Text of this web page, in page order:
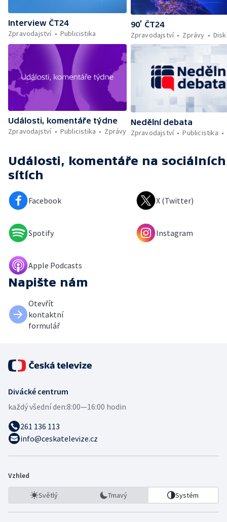
Interview ČT24
Zpravodajství
Publicistika
90’ ČT24
Zpravodajství
Zprávy
Události, komentáře týdne
Zpravodajství
Publicistika Zprávy
Nedělní debata
Zpravodajství
Publicistika
Události, komentáře na sociálních
sítích
Facebook X (Twitter)
Spotify Instagram
Apple Podcasts
Napište nám
Otevřít
kontaktní
formulář
Divácké centrum
každý všední den:8:00—16:00 hodin
261 136 113
info@ceskatelevize.cz
Vzhled
Světlý Tmavý Systém